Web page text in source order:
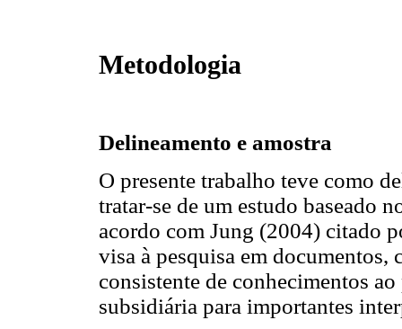
Metodologia
Delineamento e amostra
O presente trabalho teve como
tratar-se de um estudo baseado
acordo com Jung (2004) citado
visa à pesquisa em
consistente de conhecimentos
subsidiária para importantes